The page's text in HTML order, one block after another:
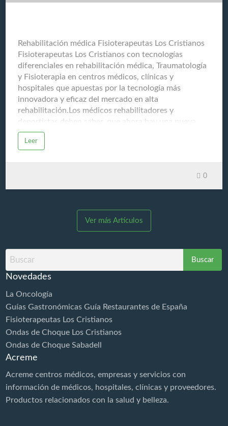
Rehabilitación médica Fisioterapeutas Los Cristianos
Fisioterapeutas Los Cristianos con tecnologías
diferenciales en rehabilitación médica, Traumatología
y Fisioterapia en centros médicos, clínicas y
hospitales que apuestas por la tecnología más
innovadora y eficaz del mercado en alta
rehabilitación.Los médicos rehabilitadores y
deportistas deben saber, que ahora hay una nueva
tecnología de última generación capaz de recuperar al
deportista en menor tiempo y sin dolor, esa
perder mucho tiempo en su recuperación y la es una
herramienta de gran Evolución Post Trauma. La
post trauma en fase aguda permitiendo la rápida
estabilización de los tejidos y la aceleración de los
procesos de reparación. MUCHO MÁS QUE UNA
20! Los especialistas rehabilitadores médicos y
Leer
0
Ver más Artículos
Buscar
Novedades
La Oncología
Guías Gastronómicas Guía Restaurantes de España
Fisioterapeutas Los Cristianos
Ondas de Choque Los Cristianos
Ondas de Choque Sabadell
Acreme
Acreme centros médicos, empresas y servicios con
información de médicos, hospitales, clínicas y proveedores.
Productos relacionados con la salud y belleza.